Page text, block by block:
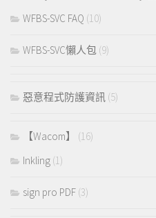
WFBS-SVC FAQ (10)
WFBS-SVC懶人包 (9)
惡意程式防護資訊 (5)
【Wacom】
(16)
Inkling (1)
sign pro PDF (3)